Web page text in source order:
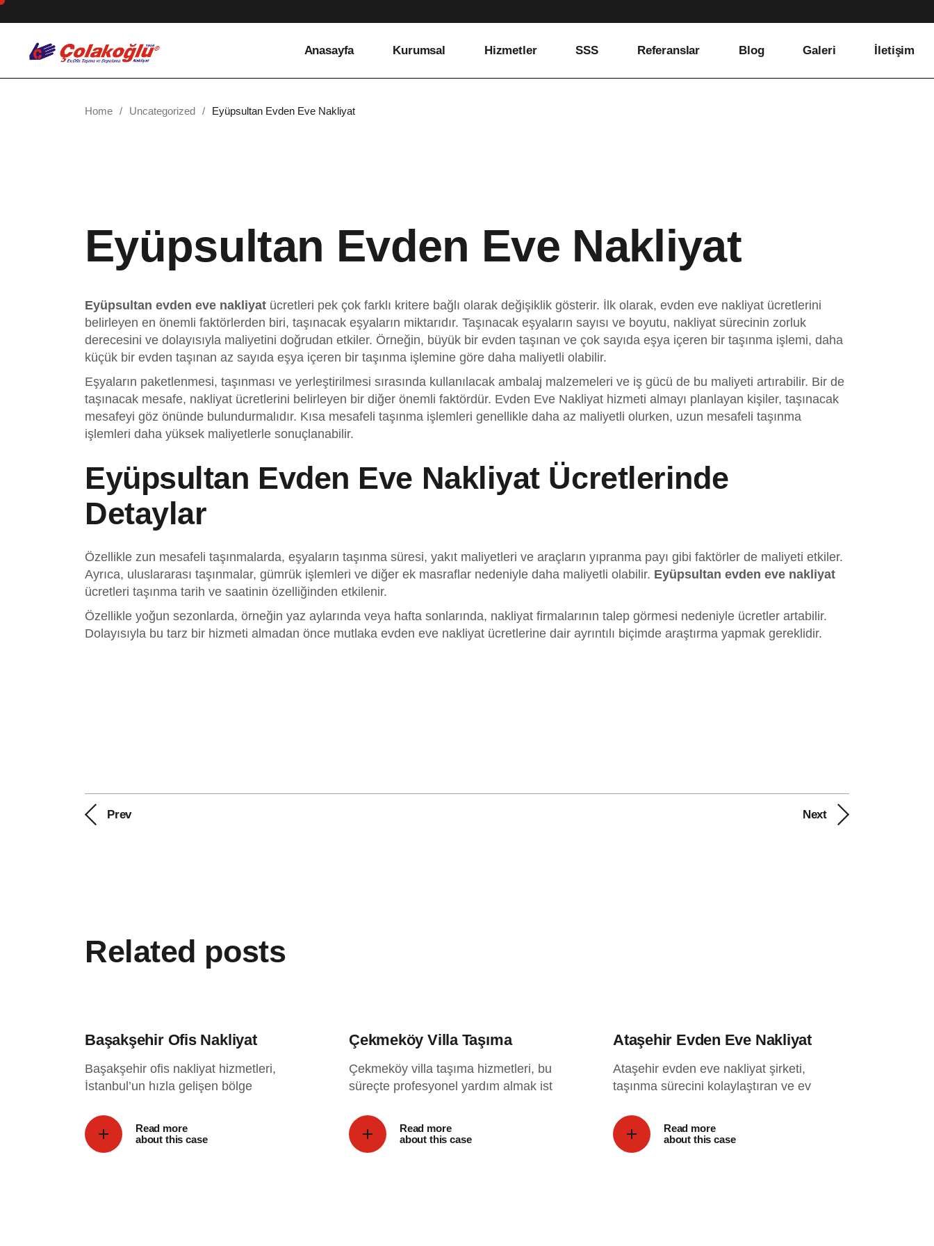
Skip
content
Anasayfa Kurumsal Hizmetler
Ofis Taşıma
Okul Taşımacılığı
Kongre Taşımacılığı
Piyano Taşımacılığı
Kütüphane
Taşımacılığı
SSS Referanslar Blog Galeri İletişim
Home Uncategorized Eyüpsultan Evden Eve Nakliyat
Eyüpsultan Evden Eve Nakliyat
Eyüpsultan evden eve nakliyat ücretleri pek çok farklı kritere bağlı olarak değişiklik gösterir. İlk olarak, evden eve nakliyat ücretlerini
belirleyen en önemli faktörlerden biri, taşınacak eşyaların miktarıdır. Taşınacak eşyaların sayısı ve boyutu, nakliyat sürecinin zorluk
derecesini ve dolayısıyla maliyetini doğrudan etkiler. Örneğin, büyük bir evden taşınan ve çok sayıda eşya içeren bir taşınma işlemi, daha
küçük bir evden taşınan az sayıda eşya içeren bir taşınma işlemine göre daha maliyetli olabilir.
Eşyaların paketlenmesi, taşınması ve yerleştirilmesi sırasında kullanılacak ambalaj malzemeleri ve iş gücü de bu maliyeti artırabilir. Bir de
taşınacak mesafe, nakliyat ücretlerini belirleyen bir diğer önemli faktördür. Evden Eve Nakliyat hizmeti almayı planlayan kişiler, taşınacak
mesafeyi göz önünde bulundurmalıdır. Kısa mesafeli taşınma işlemleri genellikle daha az maliyetli olurken, uzun mesafeli taşınma
işlemleri daha yüksek maliyetlerle sonuçlanabilir.
Eyüpsultan Evden Eve Nakliyat Ücretlerinde
Detaylar
Özellikle zun mesafeli taşınmalarda, eşyaların taşınma süresi, yakıt maliyetleri ve araçların yıpranma payı gibi faktörler de maliyeti etkiler.
Ayrıca, uluslararası taşınmalar, gümrük işlemleri ve diğer ek masraflar nedeniyle daha maliyetli olabilir. Eyüpsultan evden eve nakliyat
ücretleri taşınma tarih ve saatinin özelliğinden etkilenir.
Özellikle yoğun sezonlarda, örneğin yaz aylarında veya hafta sonlarında, nakliyat firmalarının talep görmesi nedeniyle ücretler artabilir.
Dolayısıyla bu tarz bir hizmeti almadan önce mutlaka evden eve nakliyat ücretlerine dair ayrıntılı biçimde araştırma yapmak gereklidir.
Prev Next
Related posts
Başakşehir Ofis Nakliyat
Başakşehir ofis nakliyat hizmetleri,
İstanbul’un hızla gelişen bölge
Read more
about this case
Çekmeköy Villa Taşıma
Çekmeköy villa taşıma hizmetleri, bu
süreçte profesyonel yardım almak ist
Read more
about this case
Ataşehir Evden Eve Nakliyat
Ataşehir evden eve nakliyat şirketi,
taşınma sürecini kolaylaştıran ve ev
Read more
about this case